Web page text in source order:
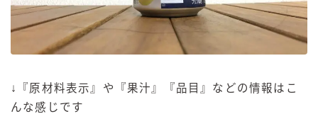
↓『原材料表示』や『果汁』『品目』などの情報はこ
んな感じです